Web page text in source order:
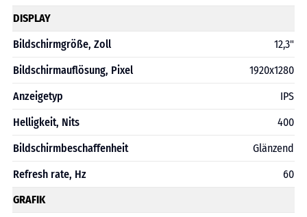
DISPLAY
Bildschirmgröße, Zoll
12,3"
Bildschirmauflösung, Pixel
1920х1280
Anzeigetyp
IPS
Helligkeit, Nits
400
Bildschirmbeschaffenheit
Glänzend
Refresh rate, Hz
60
GRAFIK